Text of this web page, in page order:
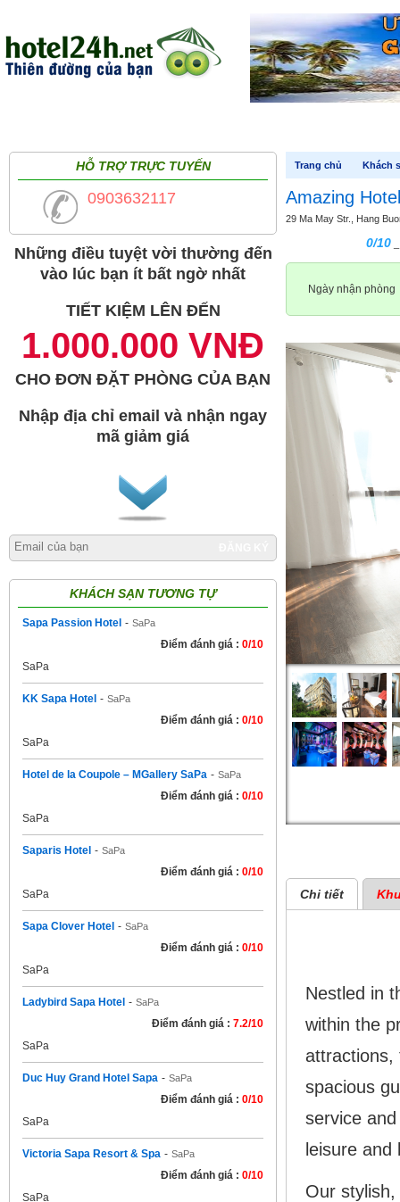
HỖ TRỢ TRỰC TUYẾN
0903632117
Những điều tuyệt vời thường đến
vào lúc bạn ít bất ngờ nhất
TIẾT KIỆM LÊN ĐẾN
1.000.000 VNĐ
CHO ĐƠN ĐẶT PHÒNG CỦA BẠN
Nhập địa chỉ email và nhận ngay
mã giảm giá
KHÁCH SẠN TƯƠNG TỰ
Sapa Passion Hotel - SaPa
Điểm đánh giá : 0/10
SaPa
KK Sapa Hotel - SaPa
Điểm đánh giá : 0/10
SaPa
Hotel de la Coupole – MGallery SaPa - SaPa
Điểm đánh giá : 0/10
SaPa
Saparis Hotel - SaPa
Điểm đánh giá : 0/10
SaPa
Sapa Clover Hotel - SaPa
Điểm đánh giá : 0/10
SaPa
Ladybird Sapa Hotel - SaPa
Điểm đánh giá : 7.2/10
SaPa
Duc Huy Grand Hotel Sapa - SaPa
Điểm đánh giá : 0/10
SaPa
Victoria Sapa Resort & Spa - SaPa
Điểm đánh giá : 0/10
SaPa
Trang chủ Khách
Amazing
29 Ma May Str., Hang
0/10
Ngày nhận phòng
Chi tiết
Nestled in
within the
attractions,
spacious
service
leisure
Our